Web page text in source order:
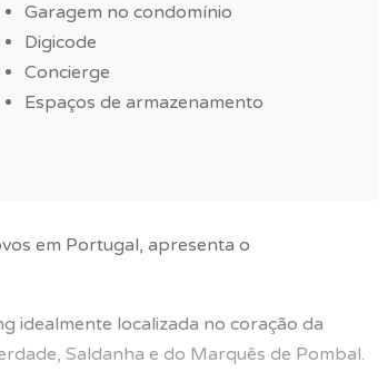
Garagem no condomínio
Digicode
Concierge
Espaços de armazenamento
em Portugal, apresenta o
idealmente localizada no coração da
Saldanha e do Marquês de Pombal.